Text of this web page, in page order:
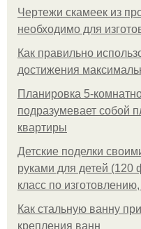
Чертежи скамеек из
необходимо для
Как правильно
достижения
Планировка 5-
подразумевает собой
квартиры
Детские поделки
руками для детей (120
класс по
Как стальную ванну
крепления ванн